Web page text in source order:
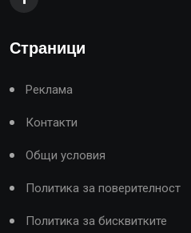
Страници
Реклама
Контакти
Общи условия
Политика за поверителност
Политика за бисквитките